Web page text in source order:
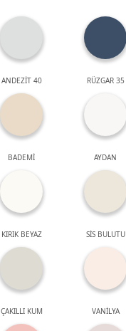
ANDEZİT 40 RÜZGAR 35
BADEMİ AYDAN
KIRIK BEYAZ SİS BULUTU
ÇAKILLI KUM VANİLYA